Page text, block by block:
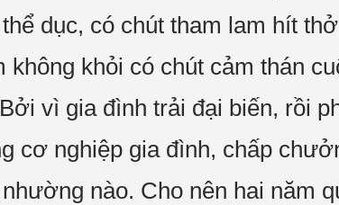
dục, có chút tham lam hít
không khỏi có chút cảm thán
vì gia đình trải đại biến, rồi
cơ nghiệp gia đình, chấp
nào. Cho nên hai năm